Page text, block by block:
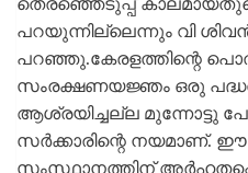
തെരഞ്ഞെടുപ്പ്
പറയുന്നില്ലെന്നും വി
പറഞ്ഞു.കേരളത്തിന്റെ
സംരക്ഷണയജ്ഞം ഒരു
ആശ്രയിച്ചല്ല മുന്നോട്ടു
സര്‍ക്കാരിന്റെ നയമാണ്.
സംസ്ഥാനത്തിന്